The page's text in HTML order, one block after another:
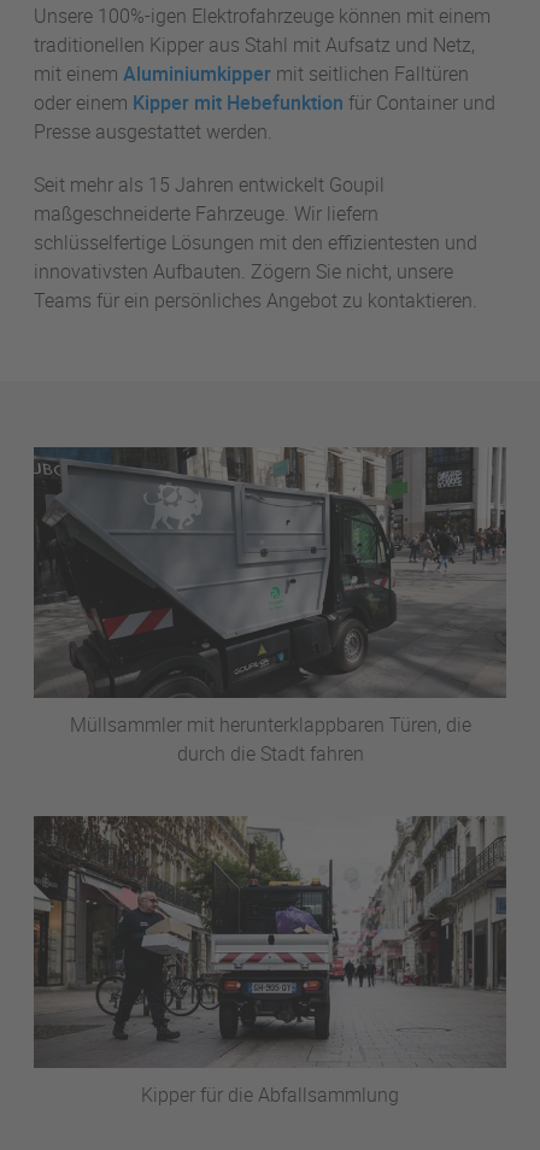
Unsere 100%-igen Elektrofahrzeuge können mit einem
traditionellen Kipper aus Stahl mit Aufsatz und Netz,
mit einem Aluminiumkipper mit seitlichen Falltüren
oder einem Kipper mit Hebefunktion für Container und
Presse ausgestattet werden.
Seit mehr als 15 Jahren entwickelt Goupil
maßgeschneiderte Fahrzeuge. Wir liefern
schlüsselfertige Lösungen mit den effizientesten und
innovativsten Aufbauten. Zögern Sie nicht, unsere
Teams für ein persönliches Angebot zu kontaktieren.
Müllsammler mit herunterklappbaren Türen, die
durch die Stadt fahren
Kipper für die Abfallsammlung